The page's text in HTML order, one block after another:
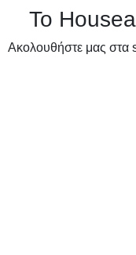
Το
Ακολουθήστε μας στα